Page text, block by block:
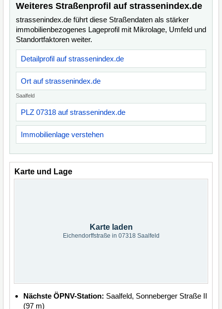
Weiteres Straßenprofil auf strassenindex.de
strassenindex.de führt diese Straßendaten als stärker
immobilienbezogenes Lageprofil mit Mikrolage, Umfeld und
Standortfaktoren weiter.
Detailprofil auf strassenindex.de
Ort auf strassenindex.de
Saalfeld
PLZ 07318 auf strassenindex.de
Immobilienlage verstehen
Karte und Lage
Karte laden
Eichendorffstraße in 07318 Saalfeld
Nächste ÖPNV-Station: Saalfeld, Sonneberger Straße II
(97 m)